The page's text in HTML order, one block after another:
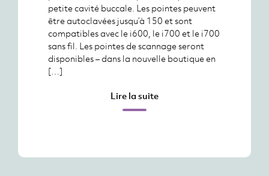
petite cavité buccale. Les pointes peuvent
être autoclavées jusqu’à 150 et sont
compatibles avec le i600, le i700 et le i700
sans fil. Les pointes de scannage seront
disponibles – dans la nouvelle boutique en
[…]
Lire la suite